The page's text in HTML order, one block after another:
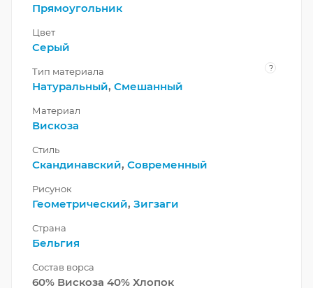
Прямоугольник
Цвет
Серый
Тип материала ?
Натуральный, Смешанный
Материал
Вискоза
Стиль
Скандинавский, Современный
Рисунок
Геометрический, Зигзаги
Страна
Бельгия
Состав ворса
60% Вискоза 40% Хлопок